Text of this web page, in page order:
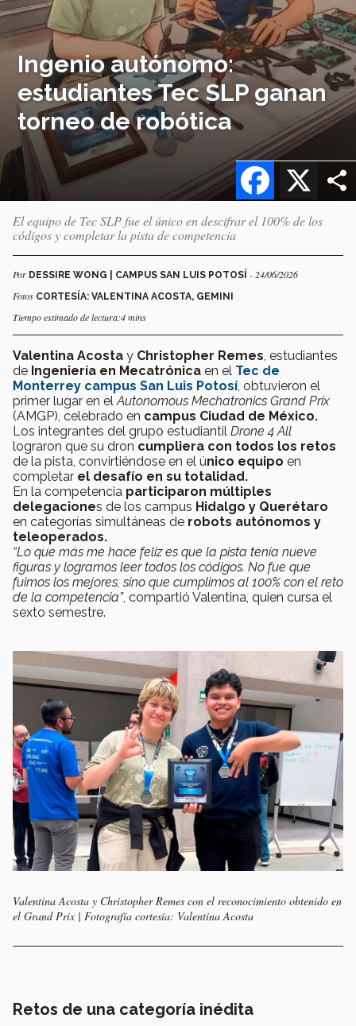
Ingenio autónomo:
estudiantes Tec SLP ganan
torneo de robótica
X
Facebook
El equipo de Tec SLP fue el único en descifrar el 100% de los
códigos y completar la pista de competencia
Por DESSIRE WONG | CAMPUS SAN LUIS POTOSÍ - 24/06/2026
Fotos CORTESÍA: VALENTINA ACOSTA, GEMINI
Tiempo estimado de lectura:4 mins
Valentina Acosta y Christopher Remes , estudiantes
de Ingeniería en Mecatrónica en el Tec de
Monterrey campus San Luis Potosí , obtuvieron el
primer lugar en el Autonomous Mechatronics Grand Prix
(AMGP), celebrado en campus Ciudad de México.
Los integrantes del grupo estudiantil Drone 4 All
lograron que su dron cumpliera con todos los retos
de la pista, convirtiéndose en el único equipo en
completar el desafío en su totalidad.
En la competencia participaron múltiples
delegaciones de los campus Hidalgo y Querétaro
en categorías simultáneas de robots autónomos y
teleoperados.
“Lo que más me hace feliz es que la pista tenía nueve
figuras y logramos leer todos los códigos. No fue que
fuimos los mejores, sino que cumplimos al 100% con el reto
de la competencia”, compartió Valentina, quien cursa el
sexto semestre.
Valentina Acosta y Christopher Remes con el reconocimiento obtenido en
el Grand Prix | Fotografía cortesía: Valentina Acosta
Retos de una categoría inédita